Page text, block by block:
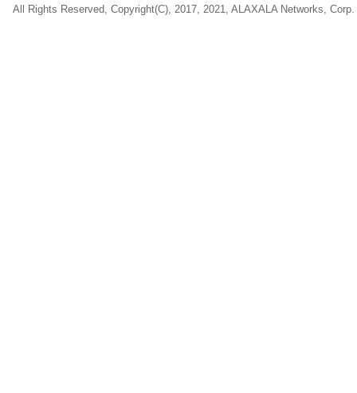
All Rights Reserved, Copyright(C), 2017, 2021, ALAXALA Networks, Corp.